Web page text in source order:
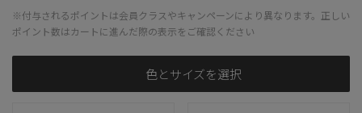
※付与されるポイントは会員クラスやキャンペーンにより異なります。正しい
ポイント数はカートに進んだ際の表示をご確認ください
色とサイズを選択